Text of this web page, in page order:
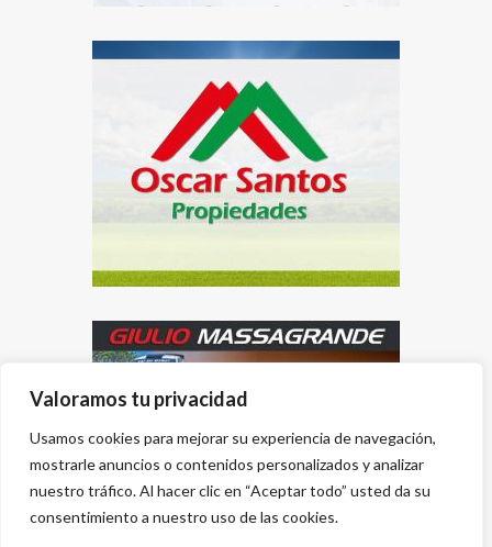
Valoramos tu privacidad
Usamos cookies para mejorar su experiencia de navegación,
mostrarle anuncios o contenidos personalizados y analizar
nuestro tráfico. Al hacer clic en “Aceptar todo” usted da su
consentimiento a nuestro uso de las cookies.